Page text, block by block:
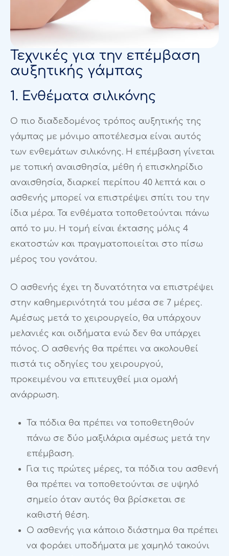
Τεχνικές για την επέμβαση
αυξητικής γάμπας
1. Ενθέματα σιλικόνης
Ο πιο διαδεδομένος τρόπος αυξητικής της
γάμπας με μόνιμο αποτέλεσμα είναι αυτός
των ενθεμάτων σιλικόνης. Η επέμβαση γίνεται
με τοπική αναισθησία, μέθη ή επισκληρίδιο
αναισθησία, διαρκεί περίπου 40 λεπτά και ο
ασθενής μπορεί να επιστρέψει σπίτι του την
ίδια μέρα. Τα ενθέματα τοποθετούνται πάνω
από το μυ. Η τομή είναι έκτασης μόλις 4
εκατοστών και πραγματοποιείται στο πίσω
μέρος του γονάτου.
Ο ασθενής έχει τη δυνατότητα να επιστρέψει
στην καθημερινότητά του μέσα σε 7 μέρες.
Αμέσως μετά το χειρουργείο, θα υπάρχουν
μελανιές και οιδήματα ενώ δεν θα υπάρχει
πόνος. Ο ασθενής θα πρέπει να ακολουθεί
πιστά τις οδηγίες του χειρουργού,
προκειμένου να επιτευχθεί μια ομαλή
ανάρρωση.
Τα πόδια θα πρέπει να τοποθετηθούν
πάνω σε δύο μαξιλάρια αμέσως μετά την
επέμβαση.
Για τις πρώτες μέρες, τα πόδια του ασθενή
θα πρέπει να τοποθετούνται σε υψηλό
σημείο όταν αυτός θα βρίσκεται σε
καθιστή θέση.
Ο ασθενής για κάποιο διάστημα θα πρέπει
να φοράει υποδήματα με χαμηλό τακούνι